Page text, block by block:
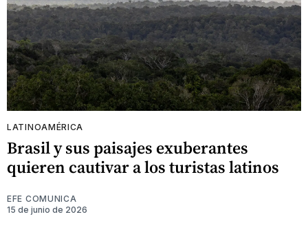
LATINOAMÉRICA
Brasil y sus paisajes exuberantes
quieren cautivar a los turistas latinos
EFE COMUNICA
15 de junio de 2026